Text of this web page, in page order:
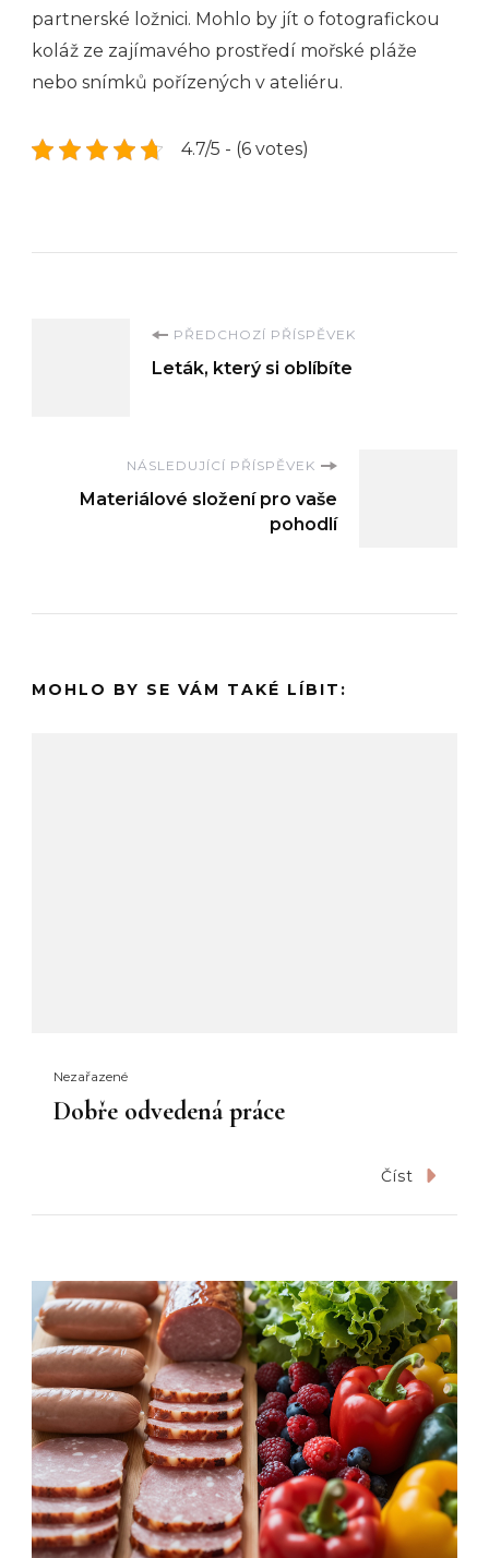
partnerské ložnici. Mohlo by jít o fotografickou
koláž ze zajímavého prostředí mořské pláže
nebo snímků pořízených v ateliéru.
4.7/5 - (6 votes)
NavigacePŘEDCHOZÍ PŘÍSPĚVEK
Leták, který si oblíbíte
NÁSLEDUJÍCÍ PŘÍSPĚVEK
Materiálové složení pro vaše
pohodlí
MOHLO BY SE VÁM TAKÉ LÍBIT:
Nezařazené
Dobře odvedená práce
Číst